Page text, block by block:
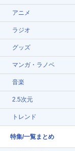
アニメ
ラジオ
グッズ
マンガ・ラノベ
音楽
2.5次元
トレンド
特集/一覧まとめ